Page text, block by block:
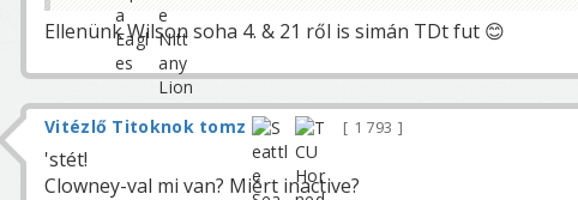
Ellenünk Wilson soha 4. & 21 ről is simán TDt fut 😊
Vitézlő Titoknok tomz 1 793
'stét!
Clowney-val mi van? Miért inactive?